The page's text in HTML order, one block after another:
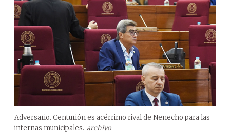
Adversario. Centurión es acérrimo rival de Nenecho para las
internas municipales. archivo